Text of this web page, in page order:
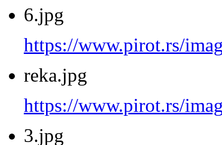
6.jpg
https://www.pirot.rs/
reka.jpg
https://www.pirot.rs/
3.jpg